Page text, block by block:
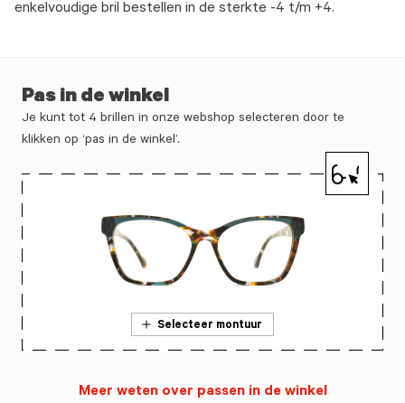
enkelvoudige bril bestellen in de sterkte -4 t/m +4.
Pas in de winkel
Je kunt tot 4 brillen in onze webshop selecteren door te
klikken op ‘pas in de winkel’.
Selecteer montuur
Meer weten over passen in de winkel